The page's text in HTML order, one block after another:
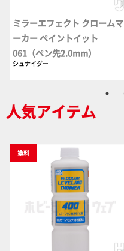
ミラーエフェクト クロームマ
ーカー ペイントイット
061（ペン先2.0mm）
シュナイダー
人気アイテム
塗料